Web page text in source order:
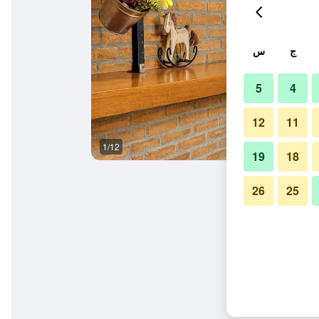
1/12
ج س
4
5
11
12
18
19
25
26